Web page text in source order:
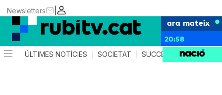
|
Newsletters
ara mateix
20:58
ÚLTIMES NOTÍCIES SOCIETAT SUCCESSOS